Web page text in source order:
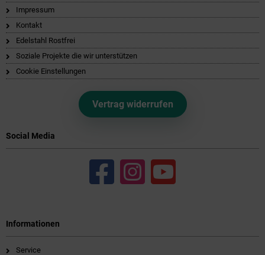
Impressum
Kontakt
Edelstahl Rostfrei
Soziale Projekte die wir unterstützen
Cookie Einstellungen
Vertrag widerrufen
Social Media
Informationen
Service